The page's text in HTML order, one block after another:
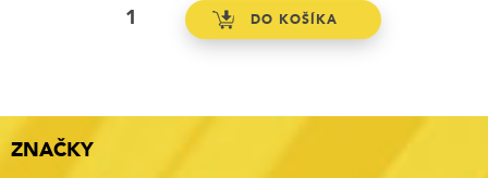
ZNAČKY